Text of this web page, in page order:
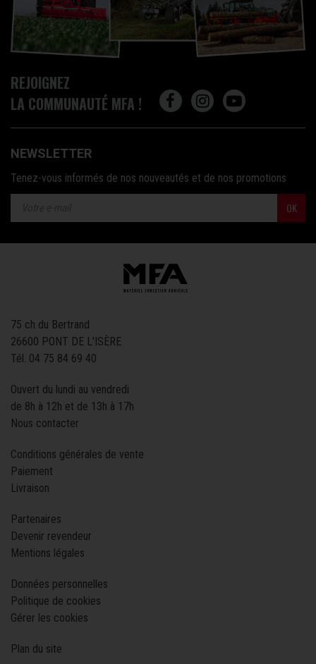
REJOIGNEZ
LA COMMUNAUTÉ MFA !
NEWSLETTER
Tenez-vous informés de nos nouveautés et de nos promotions
OK
75 ch du Bertrand
26600 PONT DE L'ISÈRE
Tél. 04 75 84 69 40
Ouvert du lundi au vendredi
de 8h à 12h et de 13h à 17h
Nous contacter
Conditions générales de vente
Paiement
Livraison
Partenaires
Devenir revendeur
Mentions légales
Données personnelles
Politique de cookies
Gérer les cookies
Plan du site